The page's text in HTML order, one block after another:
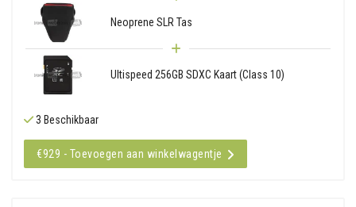
Neoprene SLR Tas
Ultispeed 256GB SDXC Kaart (Class 10)
3 Beschikbaar
€929 - Toevoegen aan winkelwagentje